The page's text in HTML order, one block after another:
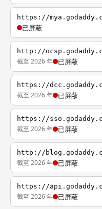
https://
已屏蔽
http://
截至 2026 年 已屏蔽
https://
截至 2026 年 已屏蔽
https://
截至 2026 年 已屏蔽
http://
截至 2026 年 已屏蔽
https://
截至 2026 年 已屏蔽